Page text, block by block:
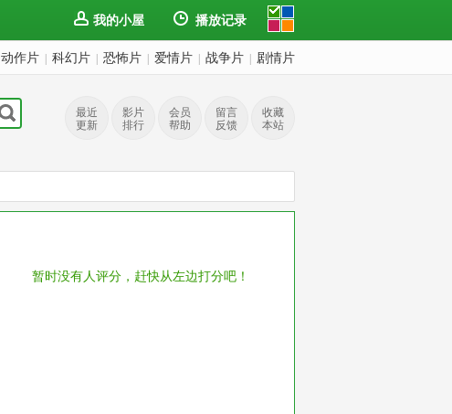
我的小屋 播放记录
动作片 科幻片 恐怖片 爱情片 战争片 剧情片
最近
更新
影片
排行
会员
帮助
留言
反馈
收藏
本站
暂时没有人评分，赶快从左边打分吧！